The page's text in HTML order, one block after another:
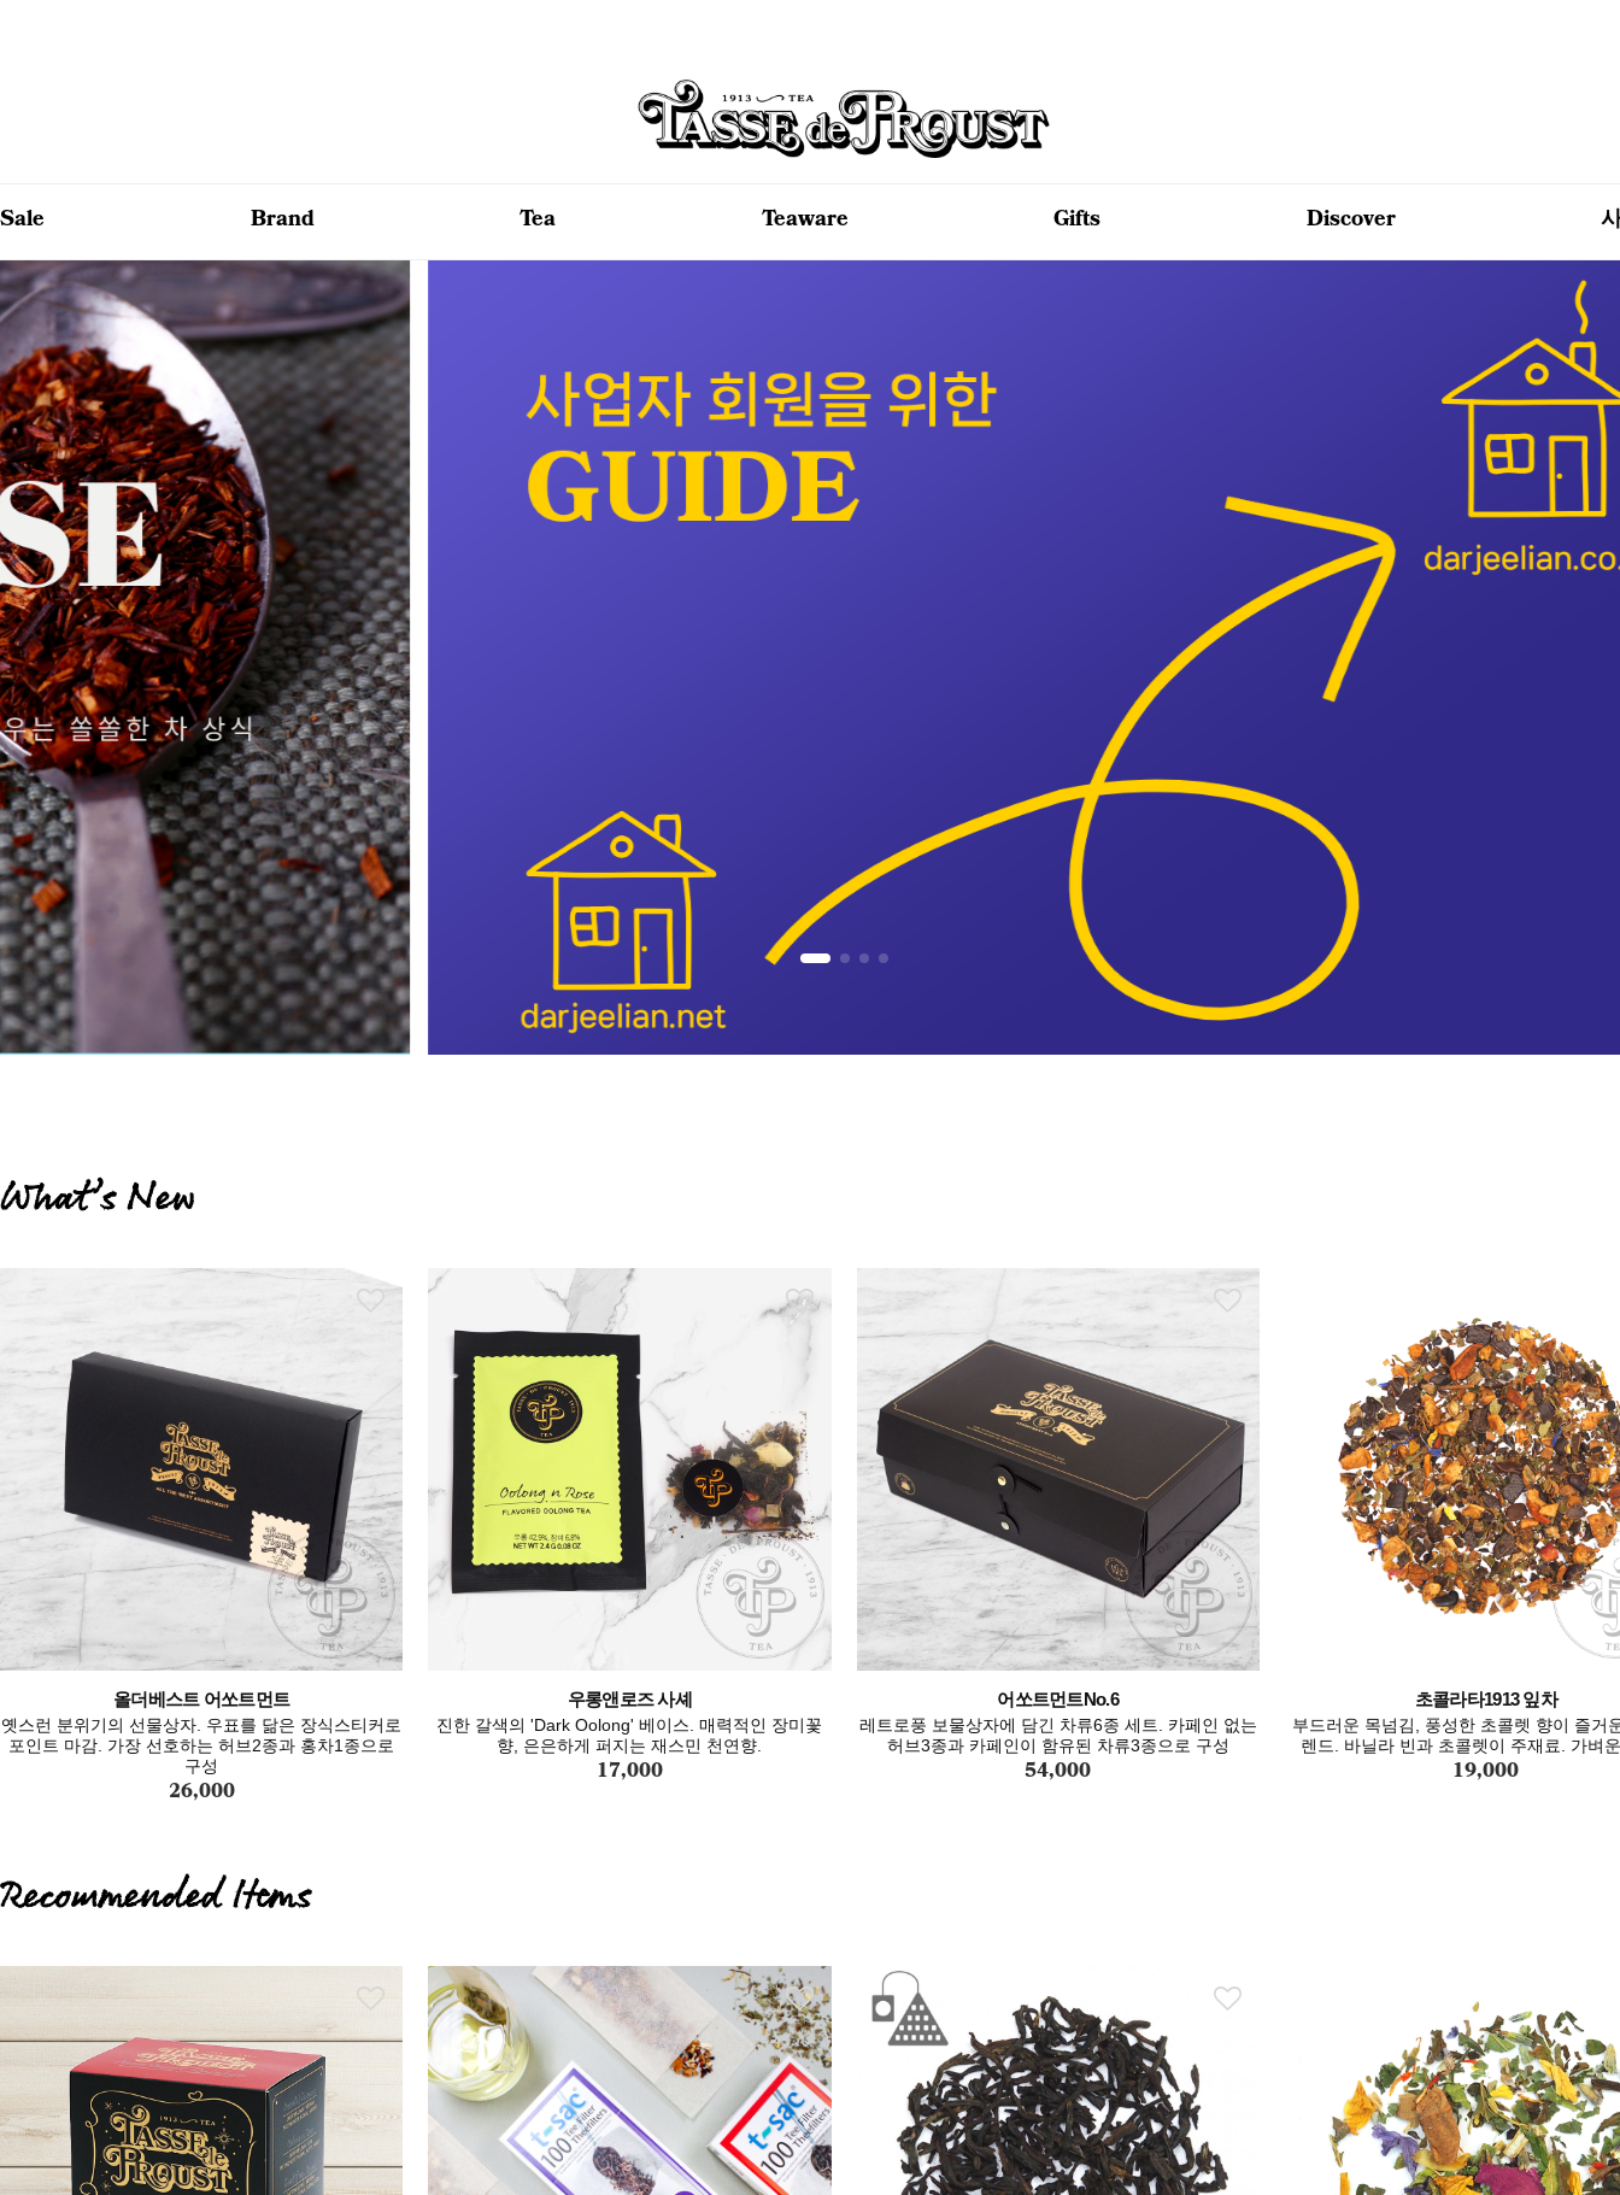
Sale Brand Tea Teaware Gifts Discover
What’s New
올더베스트 어쏘트먼트
옛스런 분위기의 선물상자. 우표를 닮은 장식스티커로
포인트 마감. 가장 선호하는 허브2종과 홍차1종으로
구성
26,000
우롱앤로즈 사셰
진한 갈색의 'Dark Oolong' 베이스. 매력적인 장미꽃
향, 은은하게 퍼지는 재스민 천연향.
17,000
어쏘트먼트No.6
레트로풍 보물상자에 담긴 차류6종 세트. 카페인 없는
허브3종과 카페인이 함유된 차류3종으로 구성
54,000
초콜라타1913 잎차
부드러운 목넘김, 풍성한 초콜렛 향이 즐거
렌드. 바닐라 빈과 초콜렛이 주재료. 가벼
19,000
Recommended Items